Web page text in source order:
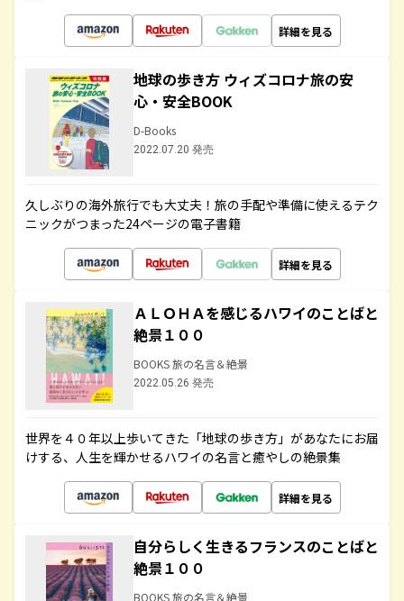
詳細を見る
地球の歩き方 ウィズコロナ旅の安
心・安全BOOK
D-Books
2022.07.20 発売
久しぶりの海外旅行でも大丈夫！旅の手配や準備に使えるテク
ニックがつまった24ページの電子書籍
詳細を見る
ＡＬＯＨＡを感じるハワイのことばと
絶景１００
BOOKS 旅の名言＆絶景
2022.05.26 発売
世界を４０年以上歩いてきた「地球の歩き方」があなたにお届
けする、人生を輝かせるハワイの名言と癒やしの絶景集
詳細を見る
自分らしく生きるフランスのことばと
絶景１００
BOOKS 旅の名言＆絶景